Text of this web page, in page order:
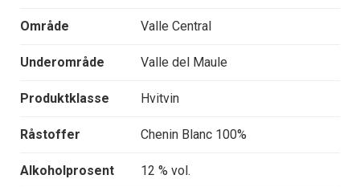
Område Valle Central
Underområde Valle del Maule
Produktklasse Hvitvin
Råstoffer Chenin Blanc 100%
Alkoholprosent 12 % vol.